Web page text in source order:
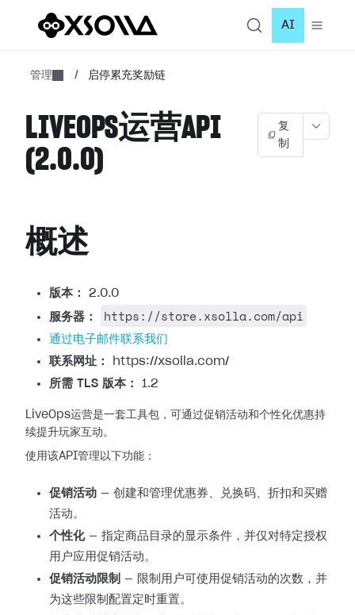
AI
管理 / 启停累充奖励链
LIVEOPS运营API
(2.0.0)
复
制
概述
版本：
2.0.0
服务器：
https://store.xsolla.com/api
通过电子邮件联系我们
联系网址：
https://xsolla.com/
所需 TLS 版本：
1.2
LiveOps运营是一套工具包，可通过促销活动和个性化优惠持
续提升玩家互动。
使用该API管理以下功能：
促销活动 — 创建和管理优惠券、兑换码、折扣和买赠
活动。
个性化— 指定商品目录的显示条件，并仅对特定授权
用户应用促销活动。
促销活动限制 — 限制用户可使用促销活动的次数，并
为这些限制配置定时重置。